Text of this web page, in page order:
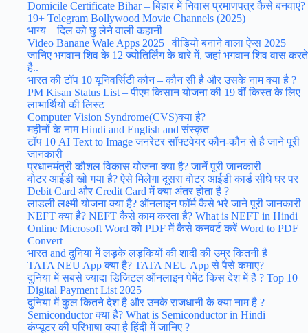
Domicile Certificate Bihar – बिहार में निवास प्रमाणपत्र कैसे बनवाएं?
19+ Telegram Bollywood Movie Channels (2025)
भाग्य – दिल को छु लेने वाली कहानी
Video Banane Wale Apps 2025 | वीडियो बनाने वाला ऐप्स 2025
जानिए भगवान शिव के 12 ज्योतिर्लिंग के बारे में, जहां भगवान शिव वास करते
है..
भारत की टॉप 10 यूनिवर्सिटी कौन – कौन सी है और उसके नाम क्या है ?
PM Kisan Status List – पीएम किसान योजना की 19 वीं किस्त के लिए
लाभार्थियों की लिस्ट
Computer Vision Syndrome(CVS)क्या है?
महीनों के नाम Hindi and English and संस्कृत
टॉप 10 AI Text to Image जनरेटर सॉफ्टवेयर कौन-कौन से है जाने पूरी
जानकारी
प्रधानमंत्री कौशल विकास योजना क्या है? जानें पूरी जानकारी
वोटर आईडी खो गया है? ऐसे मिलेगा दूसरा वोटर आईडी कार्ड सीधे घर पर
Debit Card और Credit Card में क्या अंतर होता है ?
लाडली लक्ष्मी योजना क्या है? ऑनलाइन फॉर्म कैसे भरे जाने पूरी जानकारी
NEFT क्या है? NEFT कैसे काम करता है? What is NEFT in Hindi
Online Microsoft Word को PDF में कैसे कनवर्ट करें Word to PDF
Convert
भारत and दुनिया में लड़के लड़कियों की शादी की उम्र कितनी है
TATA NEU App क्या है? TATA NEU App से पैसे कमाए?
दुनिया में सबसे ज्यादा डिजिटल ऑनलाइन पेमेंट किस देश में है ? Top 10
Digital Payment List 2025
दुनिया में कुल कितने देश है और उनके राजधानी के क्या नाम है ?
Semiconductor क्या है? What is Semiconductor in Hindi
कंप्यूटर की परिभाषा क्या है हिंदी में जानिए ?